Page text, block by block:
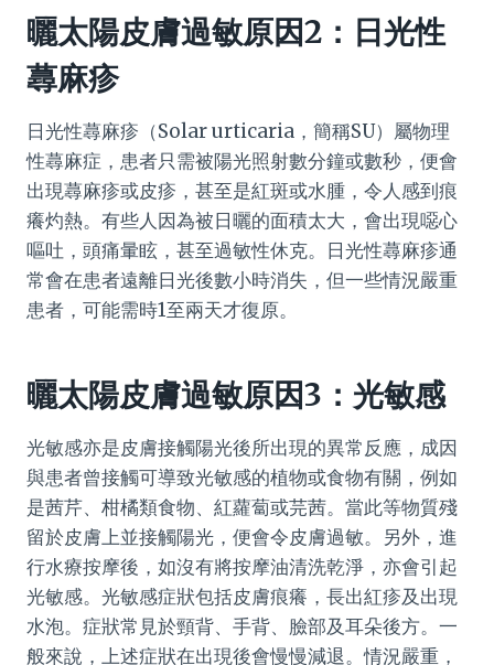
曬太陽皮膚過敏原因2：日光性
蕁麻疹
日光性蕁麻疹（Solar urticaria，簡稱SU）屬物理
性蕁麻症，患者只需被陽光照射數分鐘或數秒，便會
出現蕁麻疹或皮疹，甚至是紅斑或水腫，令人感到痕
癢灼熱。有些人因為被日曬的面積太大，會出現噁心
嘔吐，頭痛暈眩，甚至過敏性休克。日光性蕁麻疹通
常會在患者遠離日光後數小時消失，但一些情況嚴重
患者，可能需時1至兩天才復原。
曬太陽皮膚過敏原因3：光敏感
光敏感亦是皮膚接觸陽光後所出現的異常反應，成因
與患者曾接觸可導致光敏感的植物或食物有關，例如
是茜芹、柑橘類食物、紅蘿蔔或芫茜。當此等物質殘
留於皮膚上並接觸陽光，便會令皮膚過敏。另外，進
行水療按摩後，如沒有將按摩油清洗乾淨，亦會引起
光敏感。光敏感症狀包括皮膚痕癢，長出紅疹及出現
水泡。症狀常見於頸背、手背、臉部及耳朵後方。一
般來說，上述症狀在出現後會慢慢減退。情況嚴重，